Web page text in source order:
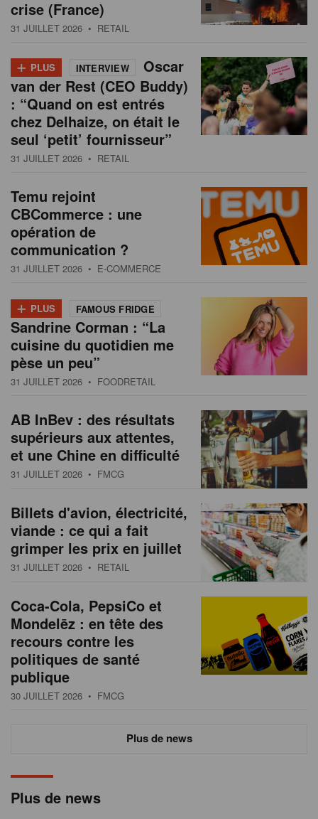
Plus de news
crise (France)
31 JUILLET 2026 • RETAIL
+ PLUS INTERVIEW
Oscar
van der Rest (CEO Buddy)
: “Quand on est entrés
chez Delhaize, on était le
seul ‘petit’ fournisseur”
31 JUILLET 2026 • RETAIL
Temu rejoint
CBCommerce : une
opération de
communication ?
31 JUILLET 2026 • E-COMMERCE
+ PLUS FAMOUS FRIDGE
Sandrine Corman : “La
cuisine du quotidien me
pèse un peu”
31 JUILLET 2026 • FOODRETAIL
AB InBev : des résultats
supérieurs aux attentes,
et une Chine en difficulté
31 JUILLET 2026 • FMCG
Billets d'avion, électricité,
viande : ce qui a fait
grimper les prix en juillet
31 JUILLET 2026 • RETAIL
Coca-Cola, PepsiCo et
Mondelēz : en tête des
recours contre les
politiques de santé
publique
30 JUILLET 2026 • FMCG
Plus de news